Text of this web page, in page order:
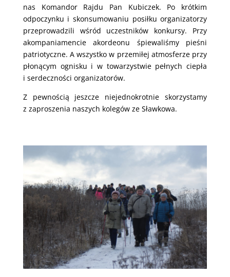
nas Komandor Rajdu Pan Kubiczek. Po krótkim
odpoczynku i skonsumowaniu posiłku organizatorzy
przeprowadzili wśród uczestników konkursy. Przy
akompaniamencie akordeonu śpiewaliśmy pieśni
patriotyczne. A wszystko w przemiłej atmosferze przy
płonącym ognisku i w towarzystwie pełnych ciepła
i serdeczności organizatorów.
Z pewnością jeszcze niejednokrotnie skorzystamy
z zaproszenia naszych kolegów ze Sławkowa.